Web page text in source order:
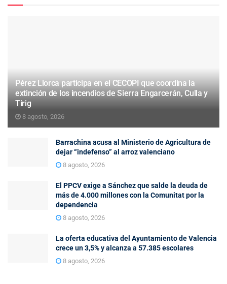
Pérez Llorca participa en el CECOPI que coordina la
extinción de los incendios de Sierra Engarcerán, Culla y
Tirig
8 agosto, 2026
Barrachina acusa al Ministerio de Agricultura de
dejar “indefenso” al arroz valenciano
8 agosto, 2026
El PPCV exige a Sánchez que salde la deuda de
más de 4.000 millones con la Comunitat por la
dependencia
8 agosto, 2026
La oferta educativa del Ayuntamiento de Valencia
crece un 3,5% y alcanza a 57.385 escolares
8 agosto, 2026